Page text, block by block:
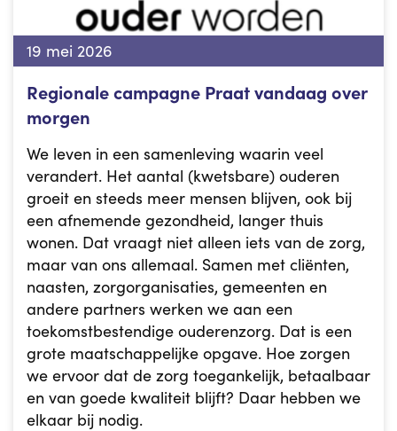
19 mei 2026
Regionale campagne Praat vandaag over
morgen
We leven in een samenleving waarin veel
verandert. Het aantal (kwetsbare) ouderen
groeit en steeds meer mensen blijven, ook bij
een afnemende gezondheid, langer thuis
wonen. Dat vraagt niet alleen iets van de zorg,
maar van ons allemaal. Samen met cliënten,
naasten, zorgorganisaties, gemeenten en
andere partners werken we aan een
toekomstbestendige ouderenzorg. Dat is een
grote maatschappelijke opgave. Hoe zorgen
we ervoor dat de zorg toegankelijk, betaalbaar
en van goede kwaliteit blijft? Daar hebben we
elkaar bij nodig.